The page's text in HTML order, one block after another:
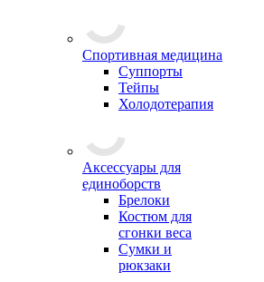
Спортивная медицина
Суппорты
Тейпы
Холодотерапия
Аксессуары для
единоборств
Брелоки
Костюм для
сгонки веса
Сумки и
рюкзаки